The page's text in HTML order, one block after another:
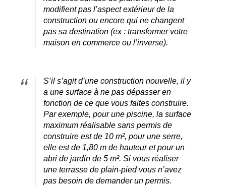
modifient pas l’aspect extérieur de la
construction ou encore qui ne changent
pas sa destination (ex : transformer votre
maison en commerce ou l’inverse).
S’il s’agit d’une construction nouvelle, il y
a une surface à ne pas dépasser en
fonction de ce que vous faites construire.
Par exemple, pour une piscine, la surface
maximum réalisable sans permis de
construire est de 10 m², pour une serre,
elle est de 1,80 m de hauteur et pour un
abri de jardin de 5 m². Si vous réaliser
une terrasse de plain-pied vous n’avez
pas besoin de demander un permis.